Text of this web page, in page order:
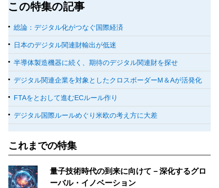
この特集の記事
総論：デジタル化がつなぐ国際経済
日本のデジタル関連財輸出が低迷
半導体製造機器に続く、期待のデジタル関連財を探せ
デジタル関連企業を対象としたクロスボーダーM＆Aが活発化
FTAをとおして進むECルール作り
デジタル国際ルールめぐり米欧の考え方に大差
これまでの特集
量子技術時代の到来に向けて－深化するグロ
ーバル・イノベーション